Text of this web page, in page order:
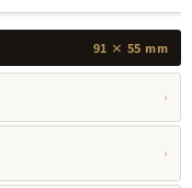
91 × 55 mm
›
›